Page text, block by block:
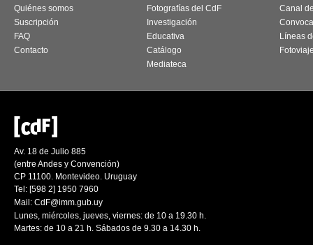
Quiénes somos
Suscripción
FAQ
Contacto
Fotografías del CdF
Investigación
Educativa
Catálogo
Mediateca
Canal
Líneas
Av. 18 de Julio 885
(entre Andes y Convención)
CP 11100. Montevideo. Uruguay
Tel: [598 2] 1950 7960
Mail: CdF@imm.gub.uy
Lunes, miércoles, jueves, viernes: de 10 a 19.30 h.
Martes: de 10 a 21 h. Sábados de 9.30 a 14.30 h.